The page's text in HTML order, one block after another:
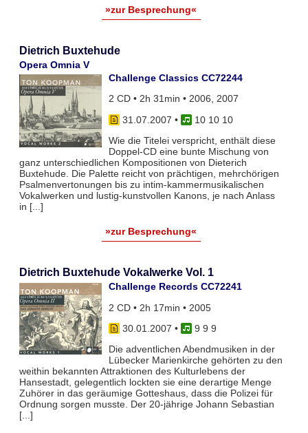
»zur Besprechung«
Dietrich Buxtehude
Opera Omnia V
Challenge Classics CC72244
2 CD • 2h 31min • 2006, 2007
31.07.2007 •
10 10 10
Wie die Titelei verspricht, enthält diese
Doppel-CD eine bunte Mischung von
ganz unterschiedlichen Kompositionen von Dieterich
Buxtehude. Die Palette reicht von prächtigen, mehrchörigen
Psalmenvertonungen bis zu intim-kammermusikalischen
Vokalwerken und lustig-kunstvollen Kanons, je nach Anlass
in [...]
»zur Besprechung«
Dietrich Buxtehude Vokalwerke Vol. 1
Challenge Records CC72241
2 CD • 2h 17min • 2005
30.01.2007 •
9 9 9
Die adventlichen Abendmusiken in der
Lübecker Marienkirche gehörten zu den
weithin bekannten Attraktionen des Kulturlebens der
Hansestadt, gelegentlich lockten sie eine derartige Menge
Zuhörer in das geräumige Gotteshaus, dass die Polizei für
Ordnung sorgen musste. Der 20-jährige Johann Sebastian
[...]